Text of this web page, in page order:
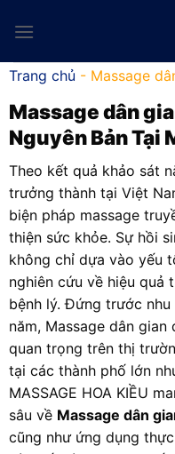
Trang chủ - Massage
Massage dân
Nguyên Bản Tại
Theo kết quả khảo sát
trưởng thành tại Việt
biện pháp massage
thiện sức khỏe. Sự hồi
không chỉ dựa vào yếu
nghiên cứu về hiệu quả
bệnh lý. Đứng trước
năm, Massage dân
quan trọng trên thị
tại các thành phố lớn
MASSAGE HOA KIỀU
sâu về Massage dân
cũng như ứng dụng